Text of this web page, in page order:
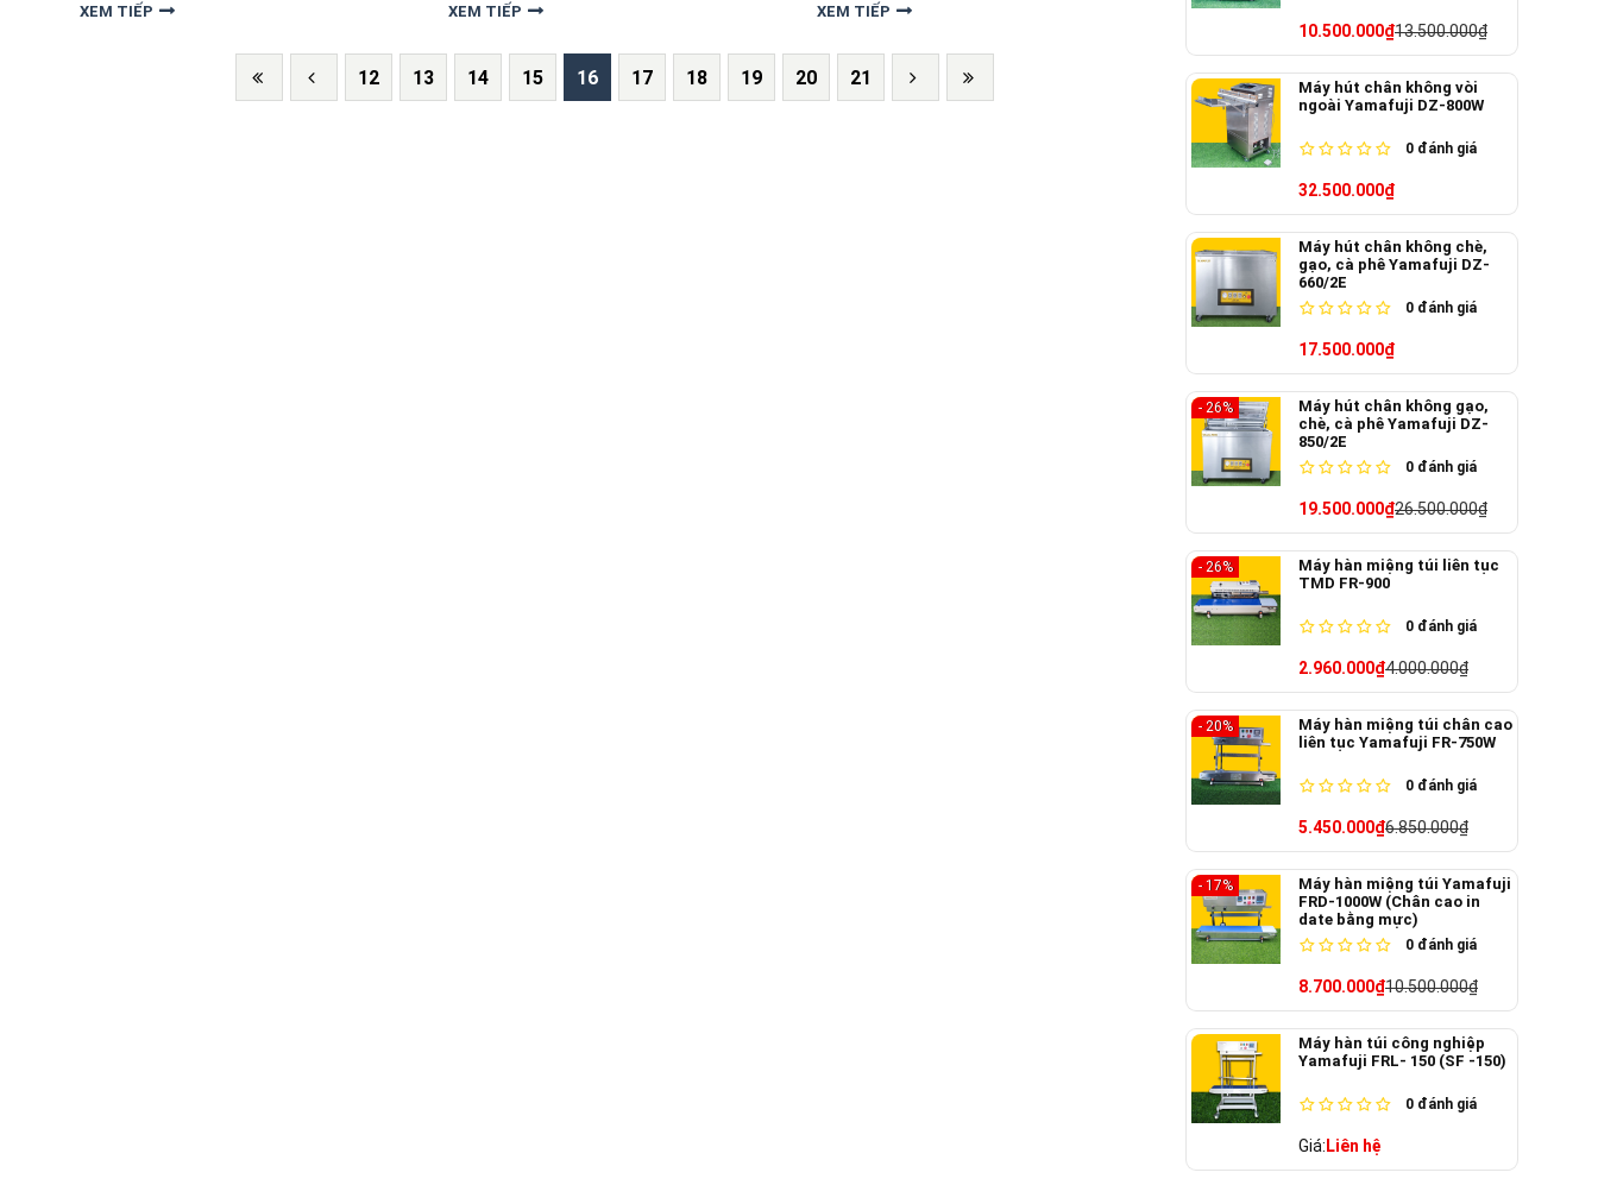
dưới đây sẽ giúp bạn so sánh chi tiết, giúp
XEM TIẾP
dòng máy với mức giá đâu mới là lựa chọn
XEM TIẾP XEM TIẾP
12 13 14 15 16 17 18 19 20 21
10.500.000₫13.500.000₫
Máy hút chân không vòi
ngoài Yamafuji DZ-800W
0 đánh giá
32.500.000₫
Máy hút chân không chè,
gạo, cà phê Yamafuji DZ-
660/2E
0 đánh giá
17.500.000₫
- 26%
Máy hút chân không gạo,
chè, cà phê Yamafuji DZ-
850/2E
0 đánh giá
19.500.000₫26.500.000₫
- 26%
Máy hàn miệng túi liên tục
TMD FR-900
0 đánh giá
2.960.000₫4.000.000₫
- 20%
Máy hàn miệng túi chân cao
liên tục Yamafuji FR-750W
0 đánh giá
5.450.000₫6.850.000₫
- 17%
Máy hàn miệng túi Yamafuji
FRD-1000W (Chân cao in
date bằng mực)
0 đánh giá
8.700.000₫10.500.000₫
Máy hàn túi công nghiệp
Yamafuji FRL- 150 (SF -150)
0 đánh giá
Giá: Liên hệ